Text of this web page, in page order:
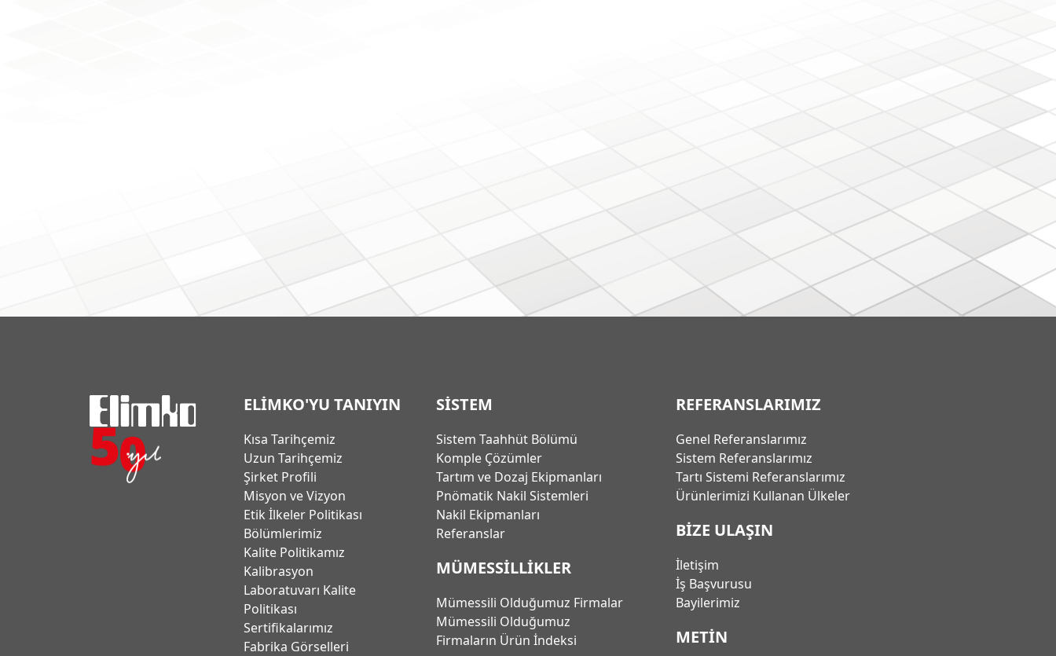
ELİMKO'YU TANIYIN
Kısa Tarihçemiz
Uzun Tarihçemiz
Şirket Profili
Misyon ve Vizyon
Etik İlkeler Politikası
Bölümlerimiz
Kalite Politikamız
Kalibrasyon
Laboratuvarı Kalite
Politikası
Sertifikalarımız
Fabrika Görselleri
SİSTEM
Sistem Taahhüt Bölümü
Komple Çözümler
Tartım ve Dozaj Ekipmanları
Pnömatik Nakil Sistemleri
Nakil Ekipmanları
Referanslar
MÜMESSİLLİKLER
Mümessili Olduğumuz Firmalar
Mümessili Olduğumuz
Firmaların Ürün İndeksi
REFERANSLARIMIZ
Genel Referanslarımız
Sistem Referanslarımız
Tartı Sistemi Referanslarımız
Ürünlerimizi Kullanan Ülkeler
BİZE ULAŞIN
İletişim
İş Başvurusu
Bayilerimiz
METIN